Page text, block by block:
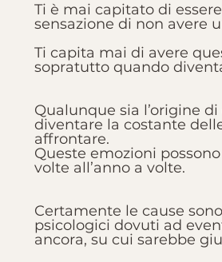
Ti è mai capitato di
sensazione di non avere
Ti capita mai di avere
sopratutto quando
Qualunque sia l’origine
diventare la costante
affrontare.
Queste emozioni
volte all’anno a volte.
Certamente le cause
psicologici dovuti ad
ancora, su cui sarebbe